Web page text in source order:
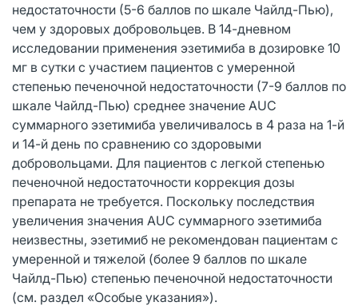
недостаточности (5-6 баллов по шкале Чайлд-Пью),
чем у здоровых добровольцев. В 14-дневном
исследовании применения эзетимиба в дозировке 10
мг в сутки с участием пациентов с умеренной
степенью печеночной недостаточности (7-9 баллов по
шкале Чайлд-Пью) среднее значение AUC
суммарного эзетимиба увеличивалось в 4 раза на 1-й
и 14-й день по сравнению со здоровыми
добровольцами. Для пациентов с легкой степенью
печеночной недостаточности коррекция дозы
препарата не требуется. Поскольку последствия
увеличения значения AUC суммарного эзетимиба
неизвестны, эзетимиб не рекомендован пациентам с
умеренной и тяжелой (более 9 баллов по шкале
Чайлд-Пью) степенью печеночной недостаточности
(см. раздел «Особые указания»).